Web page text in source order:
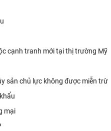
cạnh tranh mới tại thị trường Mỹ
sản chủ lực không được miễn trừ
mại